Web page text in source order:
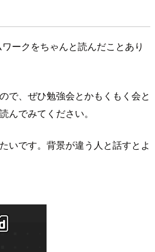
ークをちゃんと読んだことあり
で、ぜひ勉強会とかもくもく会と
んでみてください。
いです。背景が違う人と話すとよ